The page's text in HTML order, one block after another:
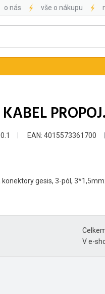
o nás vše o nákupu
EAN: 4015573361700
gesis, 3-pól,
V e-